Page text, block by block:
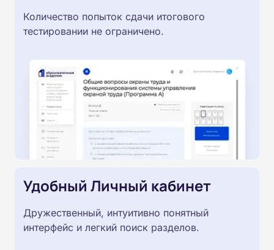
Количество попыток сдачи итогового
тестировании не ограничено.
Удобный Личный кабинет
Дружественный, интуитивно понятный
интерфейс и легкий поиск разделов.